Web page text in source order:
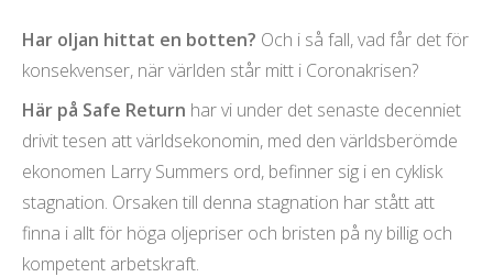
Har oljan hittat en botten? Och i så fall, vad får det för
konsekvenser, när världen står mitt i Coronakrisen?
Här på Safe Return har vi under det senaste decenniet
drivit tesen att världsekonomin, med den världsberömde
ekonomen Larry Summers ord, befinner sig i en cyklisk
stagnation. Orsaken till denna stagnation har stått att
finna i allt för höga oljepriser och bristen på ny billig och
kompetent arbetskraft.